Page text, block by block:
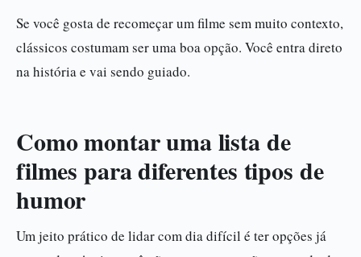
Se você gosta de recomeçar um filme sem muito contexto,
clássicos costumam ser uma boa opção. Você entra direto
na história e vai sendo guiado.
Como montar uma lista de
filmes para diferentes tipos de
humor
Um jeito prático de lidar com dia difícil é ter opções já